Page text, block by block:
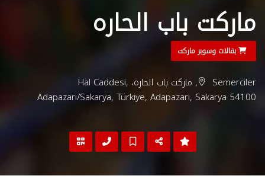
ماركت باب الحاره
بقالات وسوبر ماركت
Semerciler, ماركت باب الحاره، Hal Caddesi,
Adapazarı/Sakarya, Türkiye, Adapazarı, Sakarya 54100